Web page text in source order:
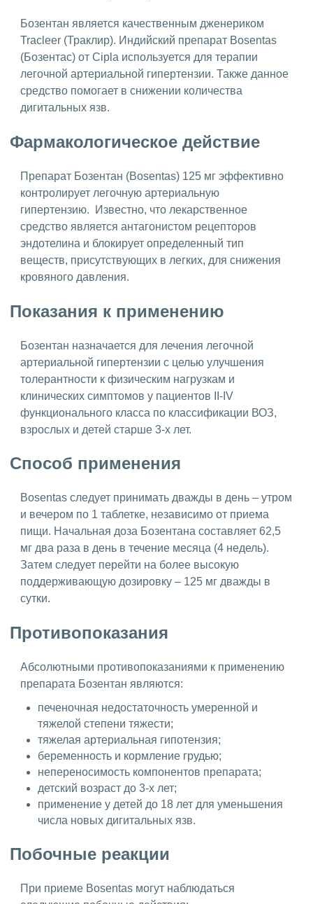
Бозентан является качественным дженериком
Tracleer (Траклир). Индийский препарат Bosentas
(Бозентас) от Cipla используется для терапии
легочной артериальной гипертензии. Также данное
средство помогает в снижении количества
дигитальных язв.
Фармакологическое действие
Препарат Бозентан (Bosentas) 125 мг эффективно
контролирует легочную артериальную
гипертензию. Известно, что лекарственное
средство является антагонистом рецепторов
эндотелина и блокирует определенный тип
веществ, присутствующих в легких, для снижения
кровяного давления.
Показания к применению
Бозентан назначается для лечения легочной
артериальной гипертензии с целью улучшения
толерантности к физическим нагрузкам и
клинических симптомов у пациентов II-IV
функционального класса по классификации ВОЗ,
взрослых и детей старше 3-х лет.
Способ применения
Bosentas следует принимать дважды в день – утром
и вечером по 1 таблетке, независимо от приема
пищи. Начальная доза Бозентана составляет 62,5
мг два раза в день в течение месяца (4 недель).
Затем следует перейти на более высокую
поддерживающую дозировку – 125 мг дважды в
сутки.
Противопоказания
Абсолютными противопоказаниями к применению
препарата Бозентан являются:
печеночная недостаточность умеренной и
тяжелой степени тяжести;
тяжелая артериальная гипотензия;
беременность и кормление грудью;
непереносимость компонентов препарата;
детский возраст до 3-х лет;
применение у детей до 18 лет для уменьшения
числа новых дигитальных язв.
Побочные реакции
При приеме Bosentas могут наблюдаться